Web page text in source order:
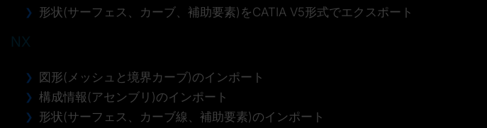
形状(サーフェス、カーブ、補助要素)をCATIA V5形式でエクスポート
NX
図形(メッシュと境界カーブ)のインポート
構成情報(アセンブリ)のインポート
形状(サーフェス、カーブ線、補助要素)のインポート